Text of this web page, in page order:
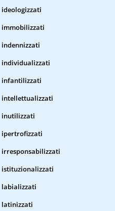
ideologizzati
immobilizzati
indennizzati
individualizzati
infantilizzati
intellettualizzati
inutilizzati
ipertrofizzati
irresponsabilizzati
istituzionalizzati
labializzati
latinizzati